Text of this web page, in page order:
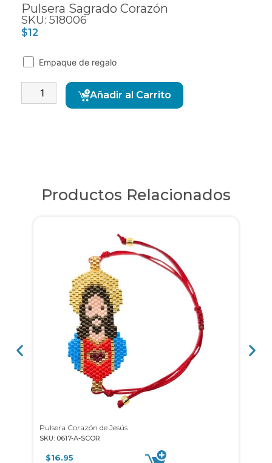
Pulsera Sagrado Corazón
SKU: 518006
$12
Empaque de regalo
Añadir al Carrito
Productos Relacionados
Pulsera Corazón de Jesús
SKU: 0617-A-SCOR
$16.95